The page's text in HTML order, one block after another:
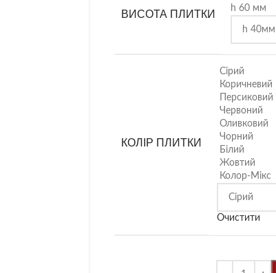
ВИСОТА ПЛИТКИ
h 60 мм
КОЛІР ПЛИТКИ
Сірий
Коричневий
Персиковий
Червоний
Оливковий
Чорний
Білий
Жовтий
Колор-Мікс
Очистити